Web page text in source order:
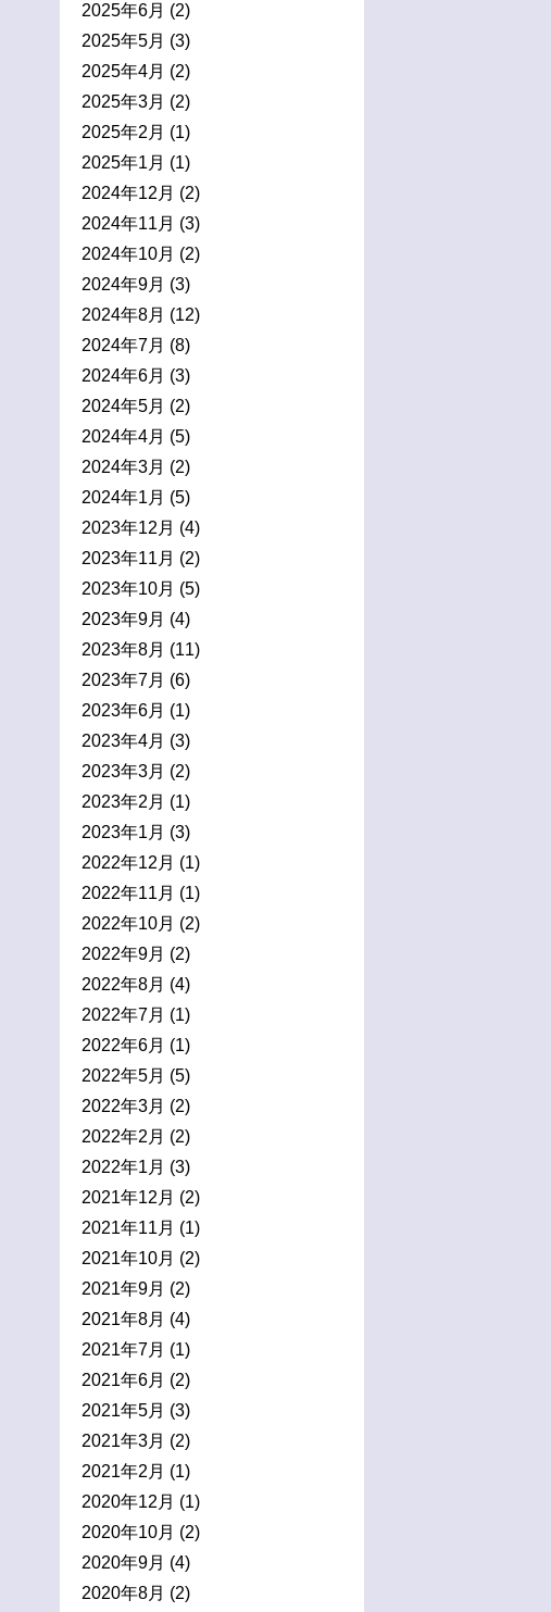
2025年6月 (2)
2025年5月 (3)
2025年4月 (2)
2025年3月 (2)
2025年2月 (1)
2025年1月 (1)
2024年12月 (2)
2024年11月 (3)
2024年10月 (2)
2024年9月 (3)
2024年8月 (12)
2024年7月 (8)
2024年6月 (3)
2024年5月 (2)
2024年4月 (5)
2024年3月 (2)
2024年1月 (5)
2023年12月 (4)
2023年11月 (2)
2023年10月 (5)
2023年9月 (4)
2023年8月 (11)
2023年7月 (6)
2023年6月 (1)
2023年4月 (3)
2023年3月 (2)
2023年2月 (1)
2023年1月 (3)
2022年12月 (1)
2022年11月 (1)
2022年10月 (2)
2022年9月 (2)
2022年8月 (4)
2022年7月 (1)
2022年6月 (1)
2022年5月 (5)
2022年3月 (2)
2022年2月 (2)
2022年1月 (3)
2021年12月 (2)
2021年11月 (1)
2021年10月 (2)
2021年9月 (2)
2021年8月 (4)
2021年7月 (1)
2021年6月 (2)
2021年5月 (3)
2021年3月 (2)
2021年2月 (1)
2020年12月 (1)
2020年10月 (2)
2020年9月 (4)
2020年8月 (2)